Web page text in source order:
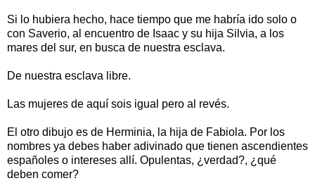
Si lo hubiera hecho, hace tiempo que me habría ido solo o
con Saverio, al encuentro de Isaac y su hija Silvia, a los
mares del sur, en busca de nuestra esclava.
De nuestra esclava libre.
Las mujeres de aquí sois igual pero al revés.
El otro dibujo es de Herminia, la hija de Fabiola. Por los
nombres ya debes haber adivinado que tienen ascendientes
españoles o intereses allí. Opulentas, ¿verdad?, ¿qué
deben comer?